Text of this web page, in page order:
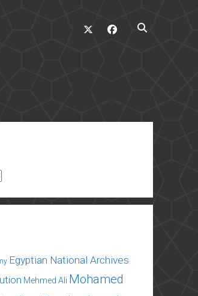
twitter facebook
Egyptian National Archives
Mehmed Ali Mohamed